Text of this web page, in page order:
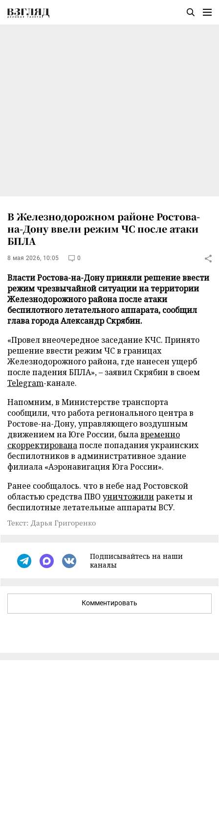
В Железнодорожном районе Ростова-
на-Дону ввели режим ЧС после атаки
БПЛА
8 мая 2026, 10:05 0
Власти Ростова-на-Дону приняли решение ввести
режим чрезвычайной ситуации на территории
Железнодорожного района после атаки
беспилотного летательного аппарата, сообщил
глава города Александр Скрябин.
«Провел внеочередное заседание КЧС. Принято
решение ввести режим ЧС в границах
Железнодорожного района, где нанесен ущерб
после падения БПЛА», – заявил Скрябин в своем
Telegram-канале.
Напомним, в Министерстве транспорта
сообщили, что работа регионального центра в
Ростове-на-Дону, управляющего воздушным
движением на Юге России, былавременно
скорректированапосле попадания украинских
беспилотников в административное здание
филиала «Аэронавигация Юга России».
Ранее сообщалось. что в небе над Ростовской
областью средства ПВО уничтожилиракеты и
беспилотные летательные аппараты ВСУ.
Текст: Дарья Григоренко
Подписывайтесь на наши
каналы
Комментировать